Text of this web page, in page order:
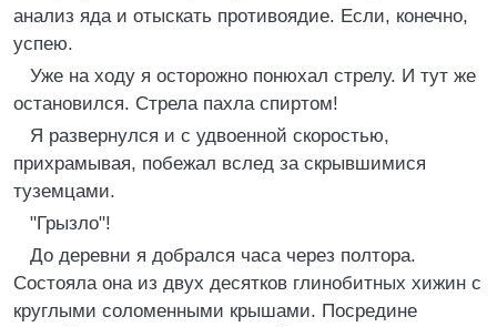
анализ яда и отыскать противоядие. Если, конечно,
успею.
Уже на ходу я осторожно понюхал стрелу. И тут же
остановился. Стрела пахла спиртом!
Я развернулся и с удвоенной скоростью,
прихрамывая, побежал вслед за скрывшимися
туземцами.
"Грызло"!
До деревни я добрался часа через полтора.
Состояла она из двух десятков глинобитных хижин с
круглыми соломенными крышами. Посредине